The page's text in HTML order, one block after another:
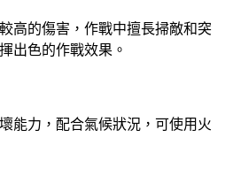
高的傷害，作戰中擅長掃敵和突
出色的作戰效果。
能力，配合氣候狀況，可使用火